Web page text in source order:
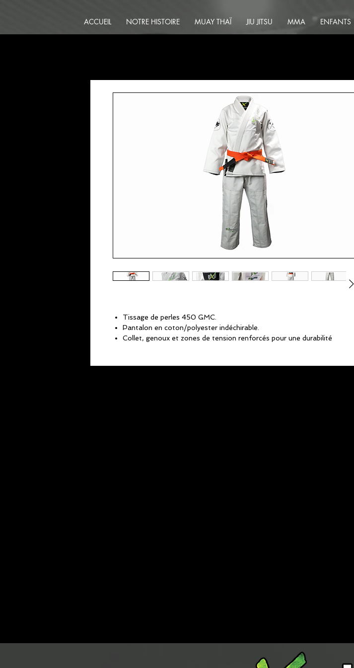
ACCUEIL NOTRE HISTOIRE MUAY THAÏ JIU JITSU MMA ENFANTS
Tissage de perles 450 GMC.
Pantalon en coton/polyester indéchirable.
Collet, genoux et zones de tension renforcés pour une durabilité